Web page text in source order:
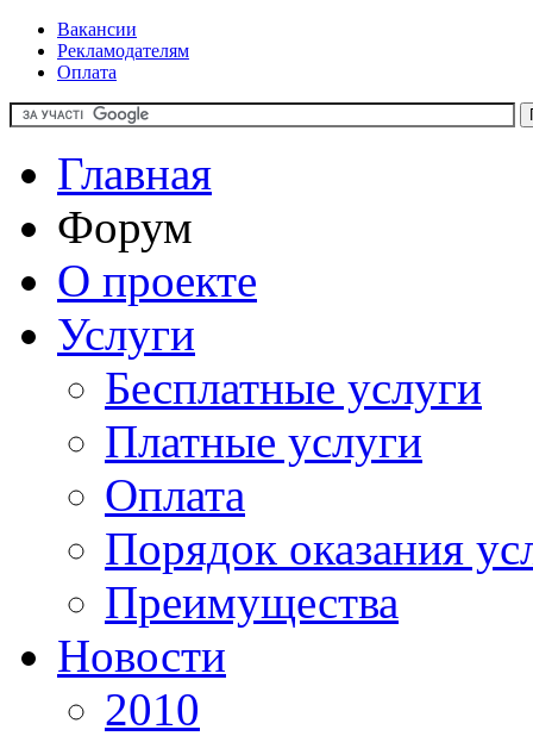
Вакансии
Рекламодателям
Оплата
Главная
Форум
О проекте
Услуги
Бесплатные услуги
Платные услуги
Оплата
Порядок оказания
Преимущества
Новости
2010